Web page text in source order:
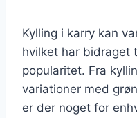
Kylling i karry kan
hvilket har bidraget
popularitet. Fra
variationer med
er der noget for